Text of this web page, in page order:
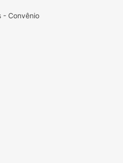
sobre a pele
- Convênio